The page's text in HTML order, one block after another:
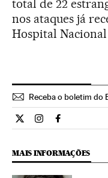
total de 22
nos ataques já
Hospital
Receba o boletim do
Internacional El País
Internacional El
MAIS INFORMAÇÕES